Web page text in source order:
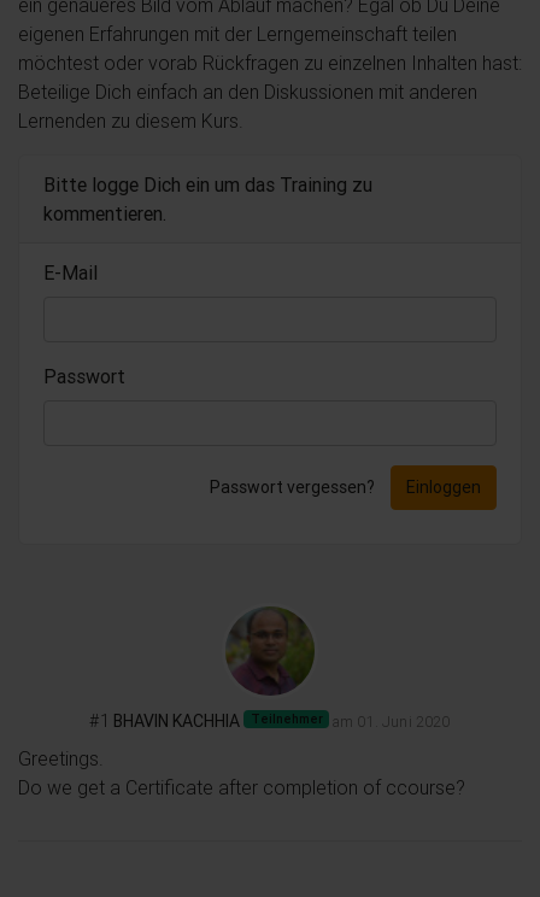
eigenen Erfahrungen mit der Lerngemeinschaft teilen
möchtest oder vorab Rückfragen zu einzelnen Inhalten hast:
Beteilige Dich einfach an den Diskussionen mit anderen
Lernenden zu diesem Kurs.
Bitte logge Dich ein um das Training zu
kommentieren.
E-Mail
Passwort
Passwort vergessen? Einloggen
#1 BHAVIN KACHHIA Teilnehmer am 01. Juni 2020
Greetings.
Do we get a Certificate after completion of ccourse?